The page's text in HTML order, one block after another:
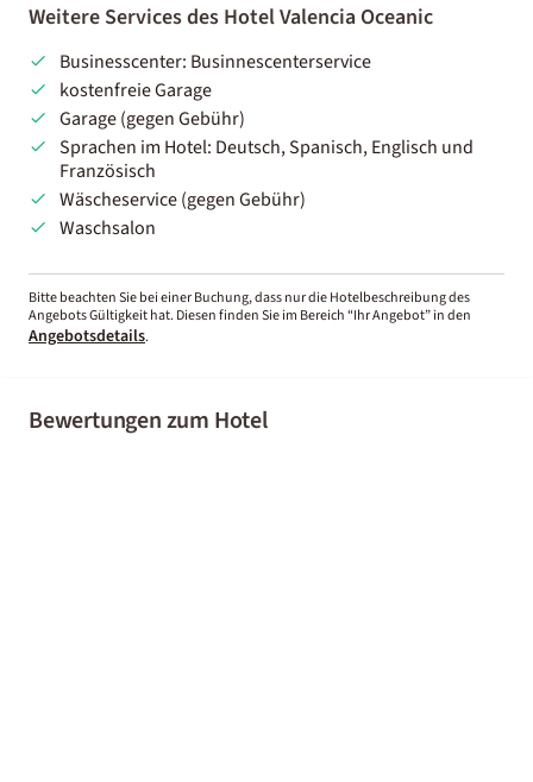
Weitere Services des Hotel Valencia Oceanic
Businesscenter: Businnescenterservice
kostenfreie Garage
Garage (gegen Gebühr)
Sprachen im Hotel: Deutsch, Spanisch, Englisch und
Französisch
Wäscheservice (gegen Gebühr)
Waschsalon
Bitte beachten Sie bei einer Buchung, dass nur die Hotelbeschreibung des
Angebots Gültigkeit hat. Diesen finden Sie im Bereich “Ihr Angebot” in den
Angebotsdetails.
Bewertungen zum Hotel